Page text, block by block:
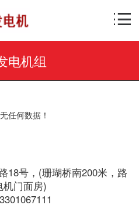
电机组
任何数据！
18号，(珊瑚桥南200米，路
机门面房)